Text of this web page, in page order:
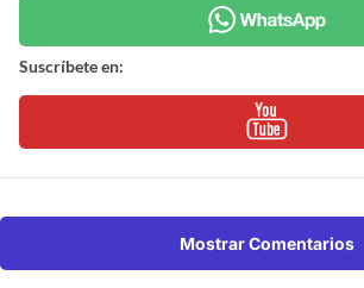
Suscríbete en:
Mostrar Comentarios